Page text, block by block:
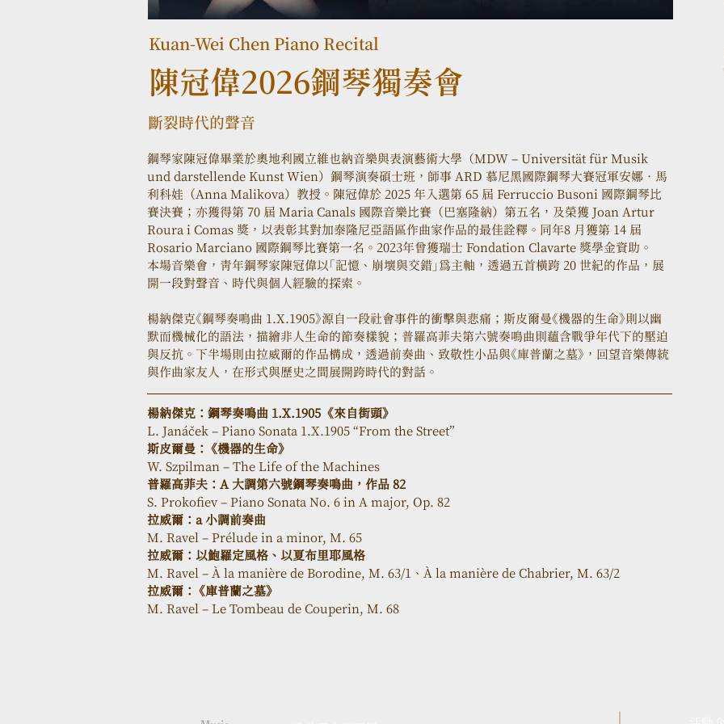
Kuan-Wei Chen Piano Recital
陳冠偉2026鋼琴獨奏會
斷裂時代的聲音
鋼琴家陳冠偉畢業於奧地利國立維也納音樂與表演藝術大學（MDW – Universität für Musik
und darstellende Kunst Wien）鋼琴演奏碩士班，師事 ARD 慕尼黑國際鋼琴大賽冠軍安娜．馬
利科娃（Anna Malikova）教授。陳冠偉於 2025 年入選第 65 屆 Ferruccio Busoni 國際鋼琴比
賽決賽；亦獲得第 70 屆 Maria Canals 國際音樂比賽（巴塞隆納）第五名，及榮獲 Joan Artur
Roura i Comas 獎，以表彰其對加泰隆尼亞語區作曲家作品的最佳詮釋。同年8 月獲第 14 屆
Rosario Marciano 國際鋼琴比賽第一名。2023年曾獲瑞士 Fondation Clavarte 獎學金資助。
本場音樂會，青年鋼琴家陳冠偉以「記憶、崩壞與交錯」為主軸，透過五首橫跨 20 世紀的作品，展
開一段對聲音、時代與個人經驗的探索。
楊納傑克《鋼琴奏鳴曲 1.X.1905》源自一段社會事件的衝擊與悲痛；斯皮爾曼《機器的生命》則以幽
默而機械化的語法，描繪非人生命的節奏樣貌；普羅高菲夫第六號奏鳴曲則蘊含戰爭年代下的壓迫
與反抗。下半場則由拉威爾的作品構成，透過前奏曲、致敬性小品與《庫普蘭之墓》，回望音樂傳統
與作曲家友人，在形式與歷史之間展開跨時代的對話。
楊納傑克：鋼琴奏鳴曲 1.X.1905  《來自街頭》
L. Janáček – Piano Sonata 1.X.1905 “From the Street”
斯皮爾曼： 《機器的生命》
W. Szpilman – The Life of the Machines
普羅高菲夫：A 大調第六號鋼琴奏鳴曲，作品 82
S. Prokofiev – Piano Sonata No. 6 in A major, Op. 82
拉威爾：a 小調前奏曲
M. Ravel – Prélude in a minor, M. 65
拉威爾：以鮑羅定風格、以夏布里耶風格
M. Ravel – À la manière de Borodine, M. 63/1、À la manière de Chabrier, M. 63/2
拉威爾： 《庫普蘭之墓》
M. Ravel – Le Tombeau de Couperin, M. 68